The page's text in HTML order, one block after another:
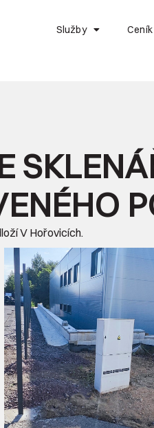
Služby Ceník
V Hořovicích.